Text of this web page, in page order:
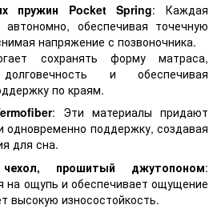
пружин Pocket Spring: Каждая
обеспечивая точечную
напряжение с позвоночника.
сохранять форму матраса,
и обеспечивая
по краям.
: Эти материалы придают
одновременно поддержку, создавая
для сна.
прошитый джутопоном:
на ощупь и обеспечивает ощущение
высокую износостойкость.